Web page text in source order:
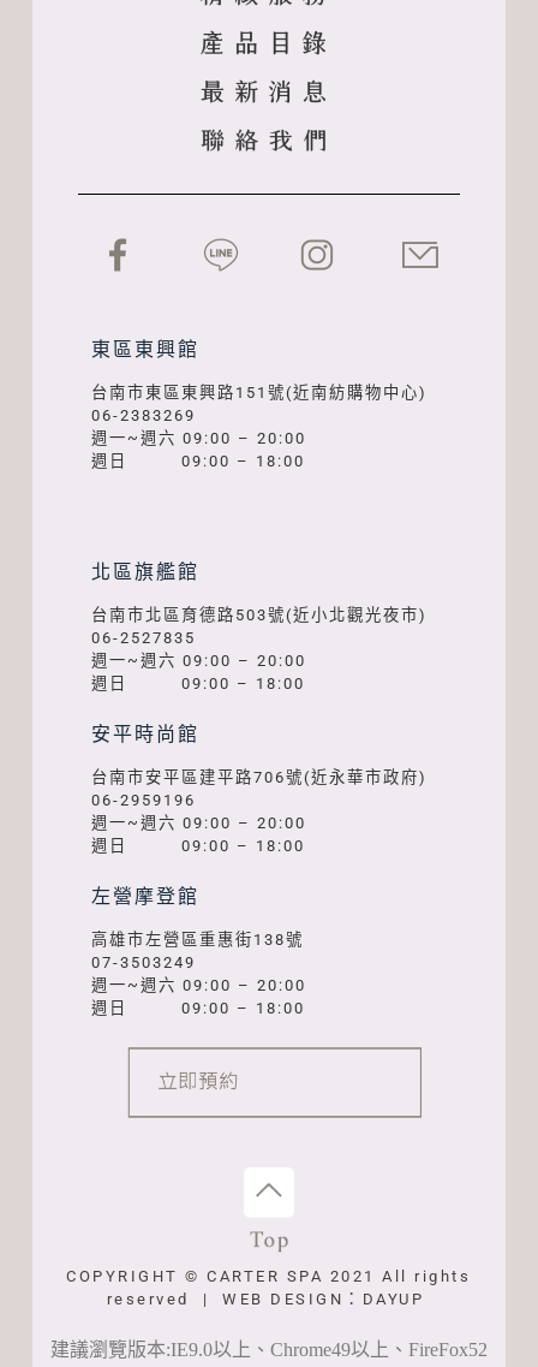
東區東興館
台南市東區東興路151號(近南紡購物中心)
06-2383269
週一~週六 09:00 – 20:00
週日 09:00 – 18:00
北區旗艦館
台南市北區育德路503號(近小北觀光夜市)
06-2527835
週一~週六 09:00 – 20:00
週日 09:00 – 18:00
安平時尚館
台南市安平區建平路706號(近永華市政府)
06-2959196
週一~週六 09:00 – 20:00
週日 09:00 – 18:00
左營摩登館
高雄市左營區重惠街138號
07-3503249
週一~週六 09:00 – 20:00
週日 09:00 – 18:00
COPYRIGHT © CARTER SPA 2021 All rights
reserved | WEB DESIGN：DAYUP
建議瀏覽版本:IE9.0以上、Chrome49以上、FireFox52